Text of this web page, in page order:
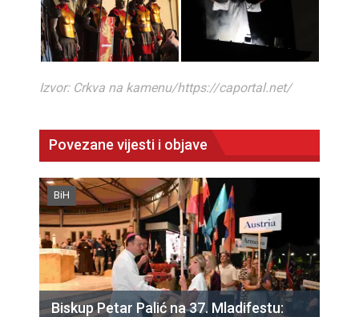
Izvor: Crkva na kamenu/https://caportal.net/
Povezane vijesti i objave
BiH
Biskup Petar Palić na 37. Mladifestu: